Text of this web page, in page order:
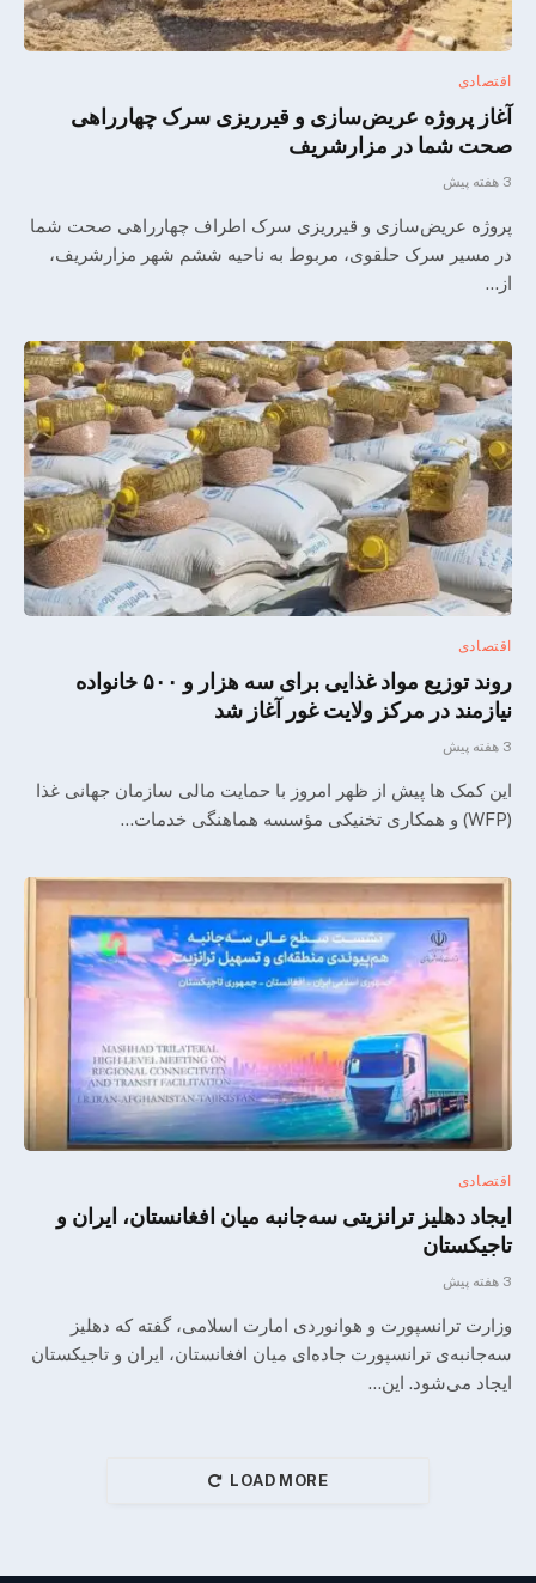
اقتصادی
آغاز پروژه عریض‌سازی و قیرریزی سرک چهارراهی
صحت شما در مزارشریف
3 هفته پیش
پروژه عریض‌سازی و قیرریزی سرک اطراف چهارراهی صحت شما
در مسیر سرک حلقوی، مربوط به ناحیه ششم شهر مزارشریف،
از…
اقتصادی
روند توزیع مواد غذایی برای سه هزار و ۵۰۰ خانواده
نیازمند در مرکز ولایت غور آغاز شد
3 هفته پیش
این کمک ها پیش از ظهر امروز با حمایت مالی سازمان جهانی غذا
(WFP) و همکاری تخنیکی مؤسسه هماهنگی خدمات…
اقتصادی
ایجاد دهلیز ترانزیتی سه‌جانبه میان افغانستان، ایران و
تاجیکستان
3 هفته پیش
وزارت ترانسپورت و هوانوردی امارت اسلامی، گفته که دهلیز
سه‌جانبه‌ی ترانسپورت جاده‌ای میان افغانستان، ایران و تاجیکستان
ایجاد می‌شود. این…
LOAD MORE